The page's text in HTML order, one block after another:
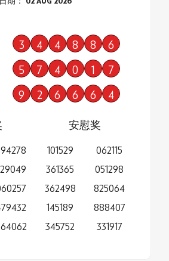
3 4 4 8 8 6
5 7 4 0 1 7
9 2 6 6 6 4
安慰奖
101529
361365
362498
145189
345752
062115
051298
825064
888407
331917